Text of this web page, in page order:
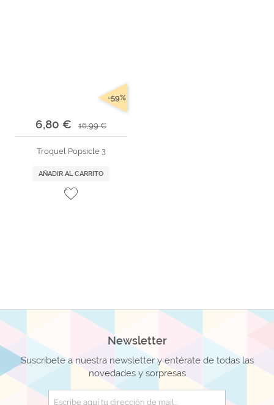
6,80 € 16,99 €
-59%
Troquel Popsicle 3
AÑADIR AL CARRITO
Newsletter
Suscríbete a nuestra newsletter y entérate de todas las
novedades y sorpresas